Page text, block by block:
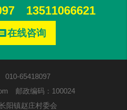
13511066621
在线咨询
010-65418097
邮政编码：100024
阳镇赵庄村委会